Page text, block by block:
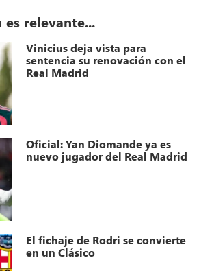
es relevante...
Vinicius deja vista para
sentencia su renovación con el
Real Madrid
Oficial: Yan Diomande ya es
nuevo jugador del Real Madrid
El fichaje de Rodri se convierte
en un Clásico